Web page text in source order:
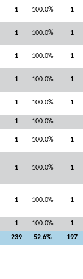
1 100.0% 1
1 100.0% 1
1 100.0% 1
1 100.0% 1
1 100.0% 1
1 100.0%
-
1 100.0% 1
1 100.0% 1
1 100.0% 1
1 100.0%
1
239 52.6% 197